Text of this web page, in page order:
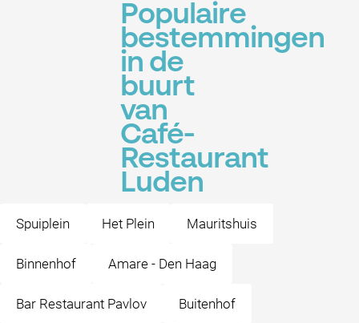
Populaire
bestemmingen
in de
buurt
van
Café-
Restaurant
Luden
Spuiplein Het Plein Mauritshuis
Binnenhof Amare - Den Haag
Bar Restaurant Pavlov Buitenhof